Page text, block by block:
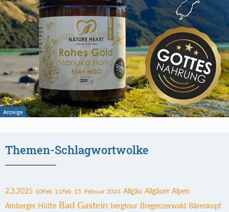
Themen-Schlagwortwolke
2.3.2025 10Feb 11Feb 15. Februar 2024 Allgäu Allgäuer Alpen
Amberger Hütte Bad Gastein bergtour Bregenzerwald Bärenkopf